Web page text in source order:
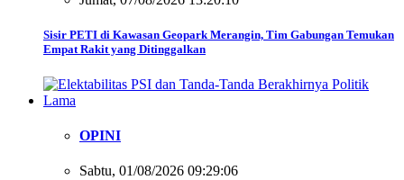
Sisir PETI di Kawasan Geopark Merangin, Tim Gabungan Temukan
Empat Rakit yang Ditinggalkan
OPINI
Sabtu, 01/08/2026 09:29:06